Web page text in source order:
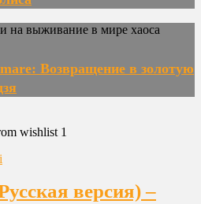
Возвращение в золотую
wishlist 1
версия) –